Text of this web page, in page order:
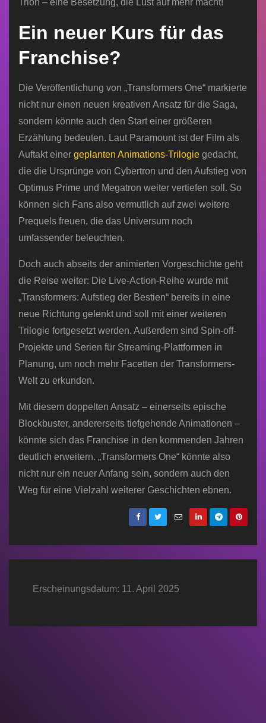
Trion – eine Besetzung, die Lust auf mehr macht!
Ein neuer Kurs für das
Franchise?
Die Veröffentlichung von „Transformers One“ markierte
nicht nur einen neuen kreativen Ansatz für die Saga,
sondern könnte auch den Start einer größeren
Erzählung bedeuten. Laut Paramount ist der Film als
Auftakt einer geplanten Animations-Trilogie gedacht,
die die Ursprünge von Cybertron und den Aufstieg von
Optimus Prime und Megatron weiter vertiefen soll. So
können sich Fans also vermutlich auf zwei weitere
Prequels freuen, die das Universum noch
umfassender beleuchten.
Doch auch abseits der animierten Vorgeschichte geht
die Reise weiter: Die Live-Action-Reihe wurde mit
„Transformers: Aufstieg der Bestien“ bereits in eine
neue Richtung gelenkt und soll mit einer weiteren
Trilogie fortgesetzt werden. Außerdem sind Spin-off-
Projekte und Serien für Streaming-Plattformen in
Planung, um noch mehr Facetten der Transformers-
Welt zu erkunden.
Mit diesem doppelten Ansatz – einerseits epische
Blockbuster, andererseits tiefgehende Animationen –
könnte sich das Franchise in den kommenden Jahren
deutlich erweitern. „Transformers One“ könnte also
nicht nur ein neuer Anfang sein, sondern auch den
Weg für eine Vielzahl weiterer Geschichten ebnen.
Erscheinungsdatum: 11. April 2025